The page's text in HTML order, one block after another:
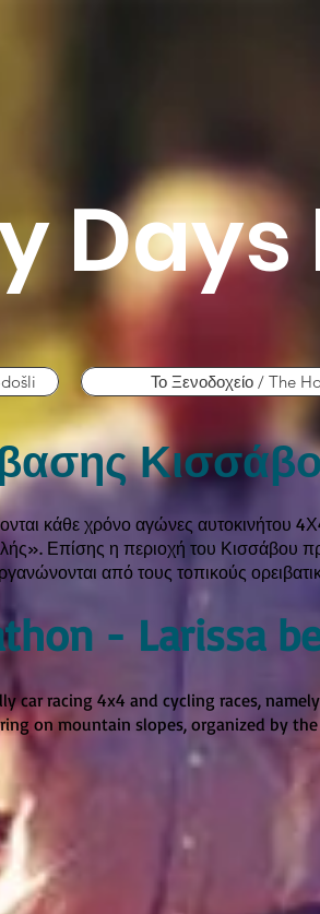
Days
Το Ξενοδοχείο / The
κάθε χρόνο αγώνες αυτοκινήτου
Επίσης η περιοχή του Κισσάβου
από τους τοπικούς
- Larissa
car racing 4x4 and cycling races,
on mountain slopes, organized by